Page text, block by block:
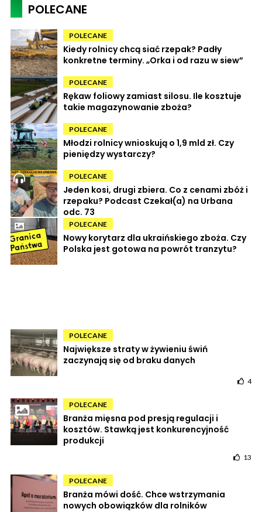
POLECANE
POLECANE
Kiedy rolnicy chcą siać rzepak? Padły
konkretne terminy. „Orka i od razu w siew”
POLECANE
Rękaw foliowy zamiast silosu. Ile kosztuje
takie magazynowanie zboża?
POLECANE
Młodzi rolnicy wnioskują o 1,9 mld zł. Czy
pieniędzy wystarczy?
POLECANE
Jeden kosi, drugi zbiera. Co z cenami zbóż i
rzepaku? Podcast Czekał(a) na Urbana
odc. 73
POLECANE
Nowy korytarz dla ukraińskiego zboża. Czy
Polska jest gotowa na powrót tranzytu?
POLECANE
Największe straty w żywieniu świń
zaczynają się od braku danych
4
POLECANE
Branża mięsna pod presją regulacji i
kosztów. Stawką jest konkurencyjność
produkcji
13
POLECANE
Branża mówi dość. Chce wstrzymania
nowych obowiązków dla rolników